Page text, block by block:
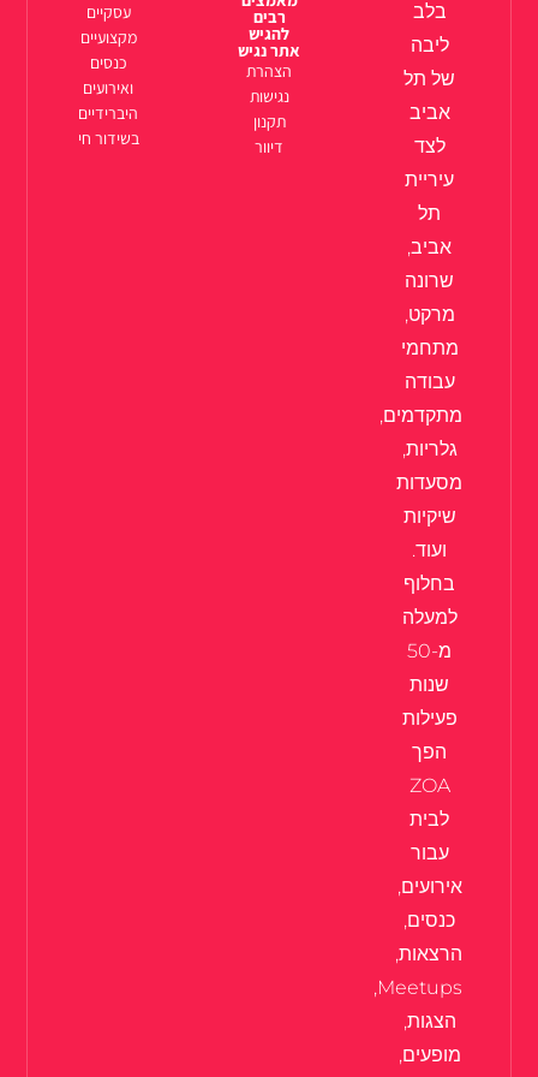
בלב
ליבה
של תל
אביב
לצד
עיריית
תל
אביב,
שרונה
מרקט,
מתחמי
עבודה
מתקדמים,
גלריות,
מסעדות
שיקיות
ועוד.
בחלוף
למעלה
מ-50
שנות
פעילות
הפך
ZOA
לבית
עבור
אירועים,
כנסים,
הרצאות,
Meetups,
הצגות,
מופעים,
רבים
להגיש
אתר נגיש
הצהרת
נגישות
תקנון
דיוור
עסקיים
מקצועיים
כנסים
ואירועים
היברידיים
בשידור חי